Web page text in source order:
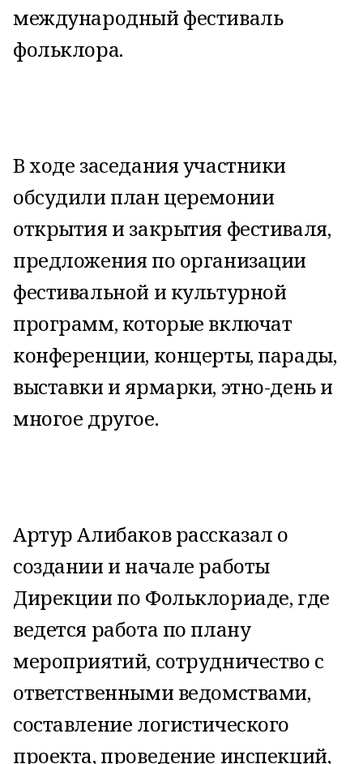
международный фестиваль
фольклора.
В ходе заседания участники
обсудили план церемонии
открытия и закрытия фестиваля,
предложения по организации
фестивальной и культурной
программ, которые включат
конференции, концерты, парады,
выставки и ярмарки, этно-день и
многое другое.
Артур Алибаков рассказал о
создании и начале работы
Дирекции по Фольклориаде, где
ведется работа по плану
мероприятий, сотрудничество с
ответственными ведомствами,
составление логистического
проекта, проведение инспекций,